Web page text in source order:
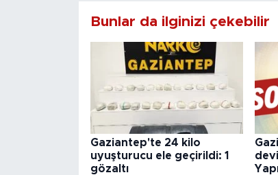
Bunlar da ilginizi çekebilir
Gaziantep'te 24 kilo
uyuşturucu ele geçirildi: 1
gözaltı